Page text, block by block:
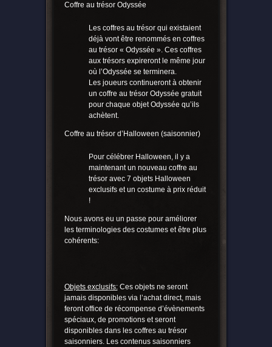
Coffre au trésor Odyssée
Les coffres au trésor qui existaient
déjà vont être renommés en coffres
au trésor « Odyssée ». Ces coffres
aux trésors expireront le même jour
où l’Odyssée se terminera.
Les joueurs continueront à obtenir
un coffre au trésor Odyssée gratuit
pour chaque objet Odyssée qu’ils
achètent.
Coffre au trésor d’Halloween (saisonnier)
Pour célébrer Halloween, il y a
maintenant un nouveau coffre au
trésor avec 7 objets Halloween
exclusifs et un costume à prix réduit
!
Nous avons eu un passe pour améliorer
les terminologies des costumes et être plus
cohérents:
Objets exclusifs:Ces objets ne seront
jamais disponibles via l’achat direct, mais
feront office de récompense d’évènements
spéciaux, de promotions et seront
disponibles dans les coffres au trésor
saisonniers. Les contenus saisonniers